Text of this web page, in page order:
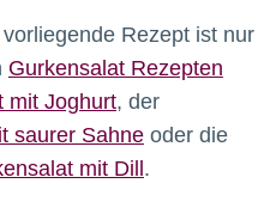
Rezept ist nur
Gurkensalat Rezepten
mit Joghurt, der
saurer Sahneoder die
mit Dill .